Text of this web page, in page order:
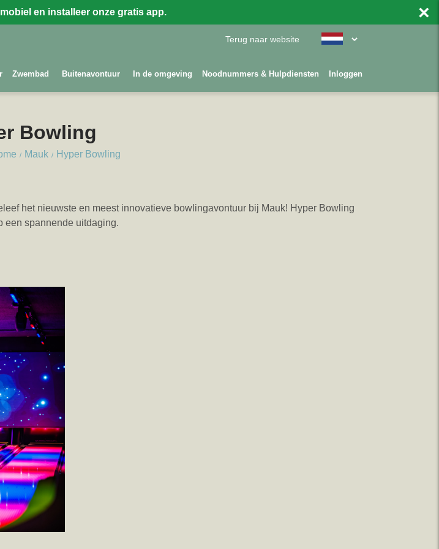
en installeer onze gratis app. ×
Terug naar website
Zwembad Buitenavontuur In de omgeving Noodnummers & Hulpdiensten Inloggen
Bowling
Mauk Hyper Bowling
het nieuwste en meest innovatieve bowlingavontuur bij Mauk! Hyper Bowling
een spannende uitdaging.